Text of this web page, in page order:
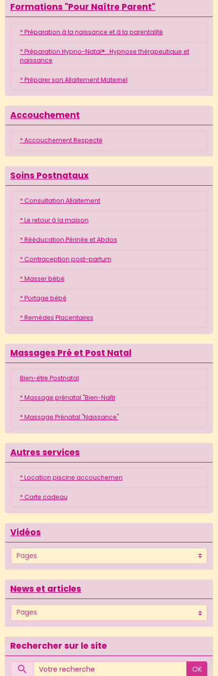
Formations "Pour Naître Parent"
* Préparation à la naissance et à la parentalité
* Préparation Hypno-Natal® : Hypnose thérapeutique et
naissance
* Préparer son Allaitement Maternel
Accouchement
* Accouchement Respecté
Soins Postnataux
* Consultation Allaitement
* Le retour à la maison
* Rééducation Périnée et Abdos
* Contraception post-partum
* Masser bébé
* Portage bébé
* Remèdes Placentaires
Massages Pré et Post Natal
Bien-être Postnatal
* Massage prénatal "Bien-Naîtr
* Massage Prénatal "Naissance"
Autres services
* Location piscine accouchemen
* Carte cadeau
Vidéos
News et articles
Rechercher sur le site
OK